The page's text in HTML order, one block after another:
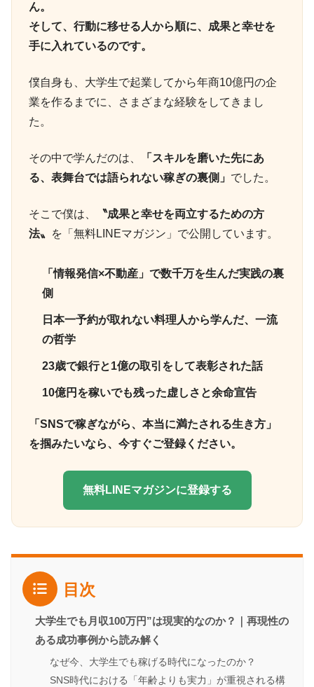
ん。
そして、行動に移せる人から順に、成果と幸せを
手に入れているのです。
僕自身も、大学生で起業してから年商10億円の企
業を作るまでに、さまざまな経験をしてきまし
た。
その中で学んだのは、
「スキルを磨いた先にあ
る、表舞台では語られない稼ぎの裏側」 でした。
そこで僕は、
〝成果と幸せを両立するための方
法〟
を「無料LINEマガジン」で公開しています。
「情報発信×不動産」で数千万を生んだ実践の裏
側
日本一予約が取れない料理人から学んだ、一流
の哲学
23歳で銀行と1億の取引をして表彰された話
10億円を稼いでも残った虚しさと余命宣告
「SNSで稼ぎながら、本当に満たされる生き方」
を掴みたいなら、今すぐご登録ください。
無料LINEマガジンに登録する
目次
大学生でも月収100万円”は現実的なのか？｜再現性の
ある成功事例から読み解く
なぜ今、大学生でも稼げる時代になったのか？
SNS時代における「年齢よりも実力」が重視される構